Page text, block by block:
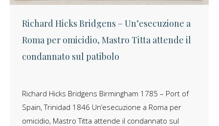
Richard Hicks Bridgens – Un’esecuzione a
Roma per omicidio, Mastro Titta attende il
condannato sul patibolo
Richard Hicks Bridgens Birmingham 1785 – Port of
Spain, Trinidad 1846 Un’esecuzione a Roma per
omicidio, Mastro Titta attende il condannato sul